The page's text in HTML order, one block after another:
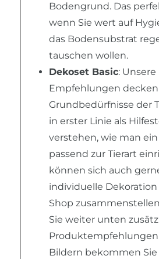
Bodengrund. Das
wenn Sie wert auf
das Bodensubstrat
tauschen wollen.
Dekoset Basic:
Empfehlungen
Grundbedürfnisse der
in erster Linie als
verstehen, wie man ein
passend zur Tierart
können sich auch
individuelle
Shop
Sie weiter unten
Bildern bekommen